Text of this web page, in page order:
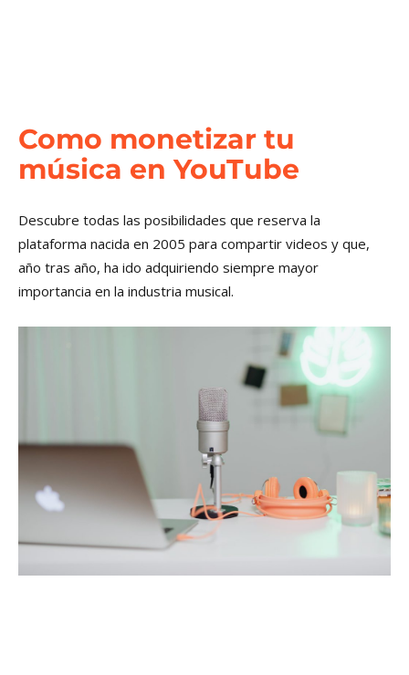
Como monetizar tu
música en YouTube
Descubre todas las posibilidades que reserva la
plataforma nacida en 2005 para compartir videos y que,
año tras año, ha ido adquiriendo siempre mayor
importancia en la industria musical.